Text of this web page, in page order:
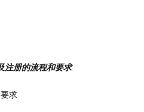
注册的流程和要求
求